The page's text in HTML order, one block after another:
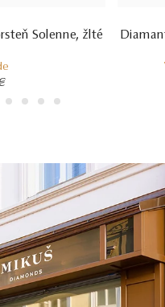
Solenne, žlté
7 8 9 10